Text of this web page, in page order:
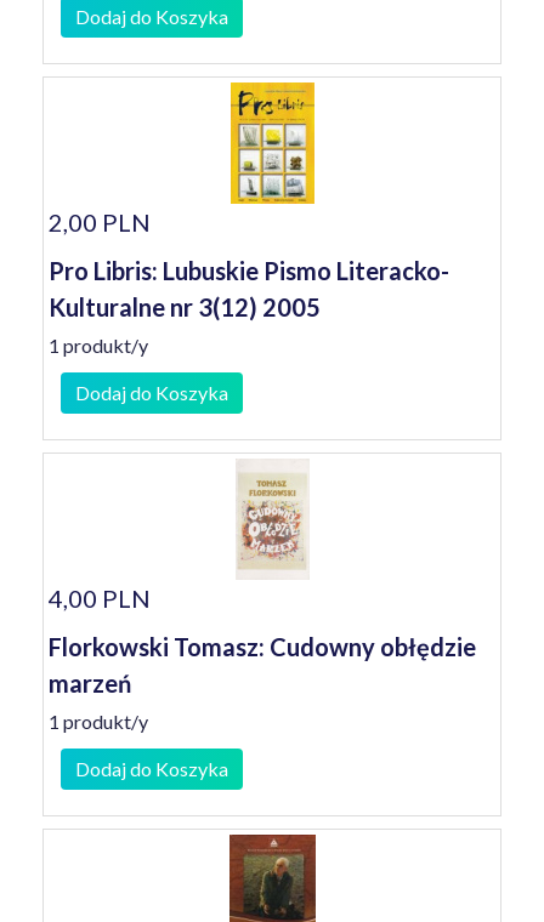
Dodaj do Koszyka
2,00 PLN
Pro Libris: Lubuskie Pismo Literacko-
Kulturalne nr 3(12) 2005
1 produkt/y
Dodaj do Koszyka
4,00 PLN
Florkowski Tomasz: Cudowny obłędzie
marzeń
1 produkt/y
Dodaj do Koszyka